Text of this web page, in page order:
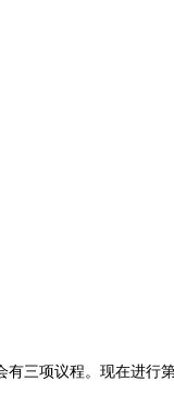
三项议程。现在进行